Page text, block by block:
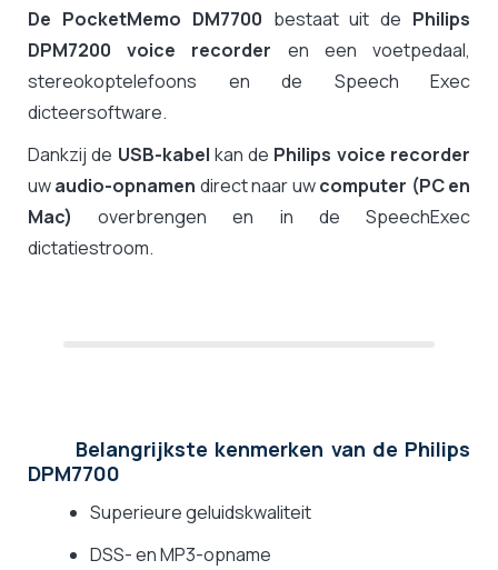
De PocketMemo DM7700 bestaat uit de Philips
DPM7200 voice recorder en een voetpedaal,
stereokoptelefoons en de Speech Exec
dicteersoftware.
Dankzij de USB-kabel kan de Philips voice recorder
uwaudio-opnamen direct naar uwcomputer (PC en
Mac) overbrengen en in de SpeechExec
dictatiestroom.
Belangrijkste kenmerken van de Philips
DPM7700
Superieure geluidskwaliteit
DSS- en MP3-opname